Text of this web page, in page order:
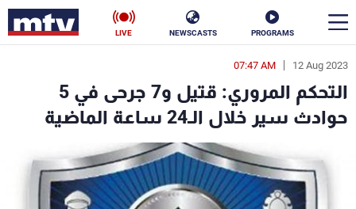
PROGRAMS
NEWSCASTS
LIVE
12 Aug 2023
07:47 AM
التحكم المروري: قتيل و7 جرحى في 5
حوادث سير خلال الـ24 ساعة الماضية
en
الأخبار
ناس
إقتصاد فن